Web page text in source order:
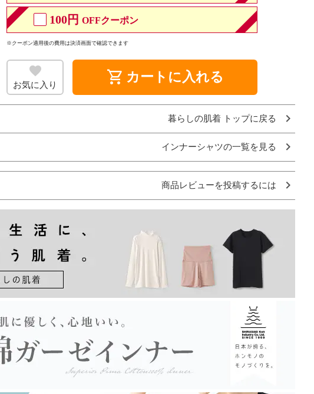
100円 OFFクーポン
※クーポン適用後の費用は決済画面で確認できます
お気に入り shopping_cart カートに入れる
暮らしの肌着 トップに戻る
インナーシャツの一覧を見る
商品レビューを投稿するには